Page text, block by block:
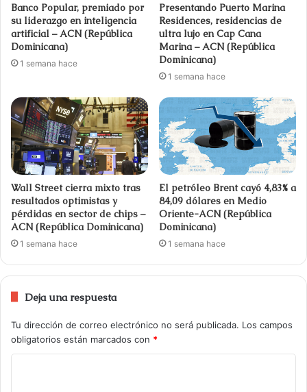
Banco Popular, premiado por
su liderazgo en inteligencia
artificial – ACN (República
Dominicana)
1 semana hace
Presentando Puerto Marina
Residences, residencias de
ultra lujo en Cap Cana
Marina – ACN (República
Dominicana)
1 semana hace
Wall Street cierra mixto tras
resultados optimistas y
pérdidas en sector de chips –
ACN (República Dominicana)
1 semana hace
El petróleo Brent cayó 4,83% a
84,09 dólares en Medio
Oriente-ACN (República
Dominicana)
1 semana hace
Deja una respuesta
Tu dirección de correo electrónico no será publicada. Los campos
obligatorios están marcados con *